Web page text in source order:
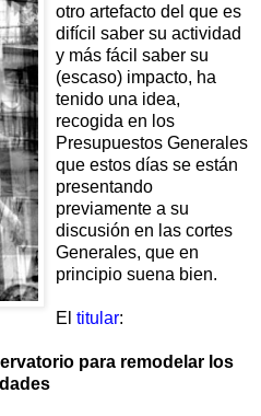
otro artefacto del que es
difícil saber su actividad
y más fácil saber su
(escaso) impacto, ha
tenido una idea,
recogida en los
Presupuestos Generales
que estos días se están
presentando
previamente a su
discusión en las cortes
Generales, que en
principio suena bien.
El titular:
para remodelar los